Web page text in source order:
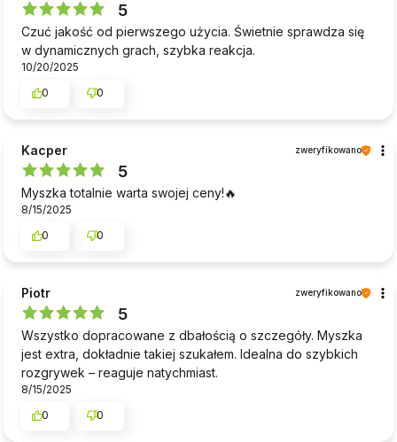
5
Czuć jakość od pierwszego użycia. Świetnie sprawdza się
w dynamicznych grach, szybka reakcja.
10/20/2025
0
0
Kacper zweryfikowano
5
Myszka totalnie warta swojej ceny!🔥
8/15/2025
0
0
Piotr zweryfikowano
5
Wszystko dopracowane z dbałością o szczegóły. Myszka
jest extra, dokładnie takiej szukałem. Idealna do szybkich
rozgrywek – reaguje natychmiast.
8/15/2025
0
0